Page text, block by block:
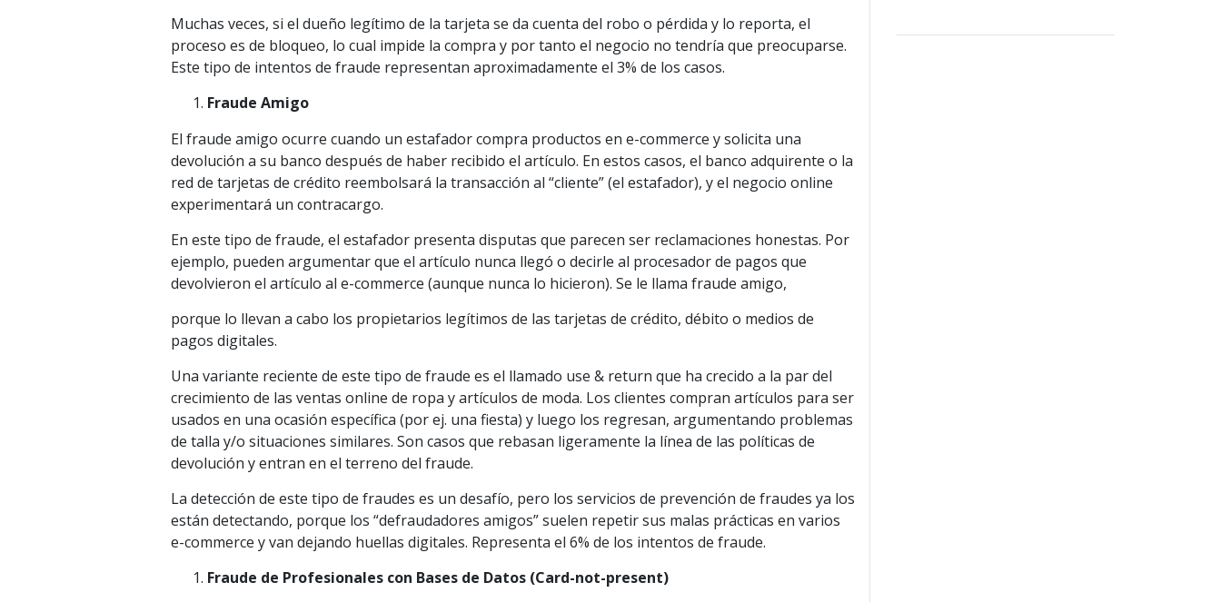
Muchas veces, si el dueño legítimo de la tarjeta se da cuenta del robo o pérdida y lo reporta, el
proceso es de bloqueo, lo cual impide la compra y por tanto el negocio no tendría que preocuparse.
Este tipo de intentos de fraude representan aproximadamente el 3% de los casos.
Fraude Amigo
El fraude amigo ocurre cuando un estafador compra productos en e-commerce y solicita una
devolución a su banco después de haber recibido el artículo. En estos casos, el banco adquirente o la
red de tarjetas de crédito reembolsará la transacción al “cliente” (el estafador), y el negocio online
experimentará un contracargo.
En este tipo de fraude, el estafador presenta disputas que parecen ser reclamaciones honestas. Por
ejemplo, pueden argumentar que el artículo nunca llegó o decirle al procesador de pagos que
devolvieron el artículo al e-commerce (aunque nunca lo hicieron). Se le llama fraude amigo,
porque lo llevan a cabo los propietarios legítimos de las tarjetas de crédito, débito o medios de
pagos digitales.
Una variante reciente de este tipo de fraude es el llamado use & return que ha crecido a la par del
crecimiento de las ventas online de ropa y artículos de moda. Los clientes compran artículos para ser
usados en una ocasión específica (por ej. una fiesta) y luego los regresan, argumentando problemas
de talla y/o situaciones similares. Son casos que rebasan ligeramente la línea de las políticas de
devolución y entran en el terreno del fraude.
La detección de este tipo de fraudes es un desafío, pero los servicios de prevención de fraudes ya los
están detectando, porque los “defraudadores amigos” suelen repetir sus malas prácticas en varios
e-commerce y van dejando huellas digitales. Representa el 6% de los intentos de fraude.
Fraude de Profesionales con Bases de Datos (Card-not-present)